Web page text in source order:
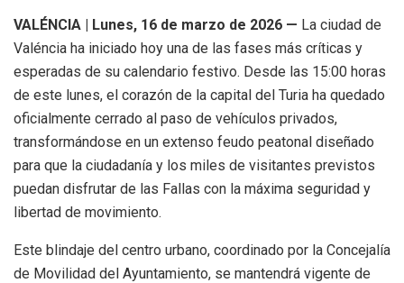
VALÉNCIA | Lunes, 16 de marzo de 2026 — La ciudad de
Valéncia ha iniciado hoy una de las fases más críticas y
esperadas de su calendario festivo. Desde las 15:00 horas
de este lunes, el corazón de la capital del Turia ha quedado
oficialmente cerrado al paso de vehículos privados,
transformándose en un extenso feudo peatonal diseñado
para que la ciudadanía y los miles de visitantes previstos
puedan disfrutar de las Fallas con la máxima seguridad y
libertad de movimiento.
Este blindaje del centro urbano, coordinado por la Concejalía
de Movilidad del Ayuntamiento, se mantendrá vigente de